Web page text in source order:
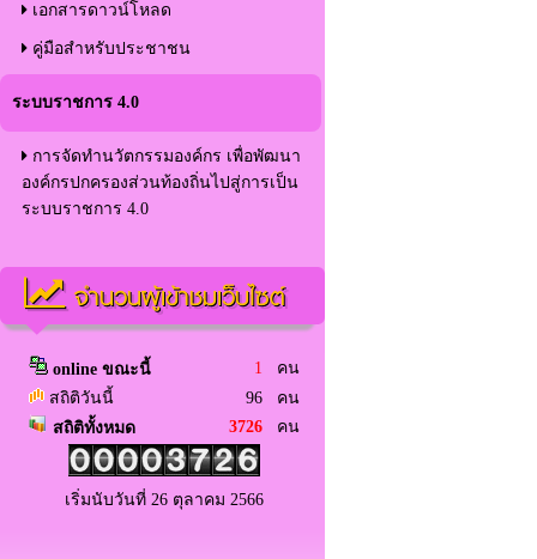
เอกสารดาวน์โหลด
คู่มือสำหรับประชาชน
ระบบราชการ 4.0
การจัดทำนวัตกรรมองค์กร เพื่อพัฒนา
องค์กรปกครองส่วนท้องถิ่นไปสู่การเป็น
ระบบราชการ 4.0
จำนวนผู้เข้าชมเว็บไซต์
online ขณะนี้ 1 คน
สถิติวันนี้
96 คน
สถิติทั้งหมด
3726 คน
เริ่มนับวันที่ 26 ตุลาคม 2566